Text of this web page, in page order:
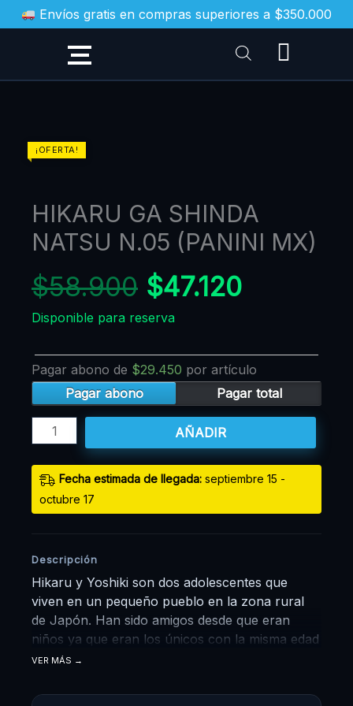
Envíos gratis en compras superiores a $350.000
al
¡OFERTA!
HIKARU GA SHINDA
NATSU N.05 (PANINI MX)
$58.900 $47.120
Disponible para reserva
Pagar abono de $29.450 por artículo
Pagar abono
Pagar total
HIKARU
GA
NATSU
N.05
(PANINI
MX)
cantidad
AÑADIR
Fecha estimada de llegada: septiembre 15 -
octubre 17
Descripción
Hikaru y Yoshiki son dos adolescentes que
viven en un pequeño pueblo en la zona rural
de Japón. Han sido amigos desde que eran
niños ya que eran los únicos con la misma edad
en el pueblo, por lo que a pesar de tener
dos mantienen una amistad estrecha. Sin
VER MÁS